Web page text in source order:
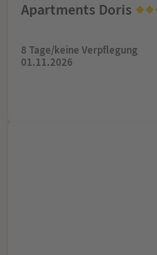
Apartments Doris
8 Tage/keine Verpflegung
01.11.2026